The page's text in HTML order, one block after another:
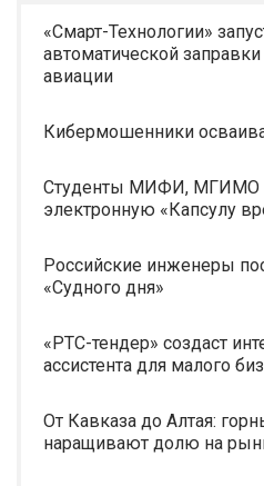
«Смарт-Технологии»
автоматической
авиации
Кибермошенники
Студенты МИФИ, МГИМО
электронную «Капсулу
Российские инженеры
«Судного дня»
«РТС-тендер» создаст
ассистента для малого
От Кавказа до Алтая:
наращивают долю на